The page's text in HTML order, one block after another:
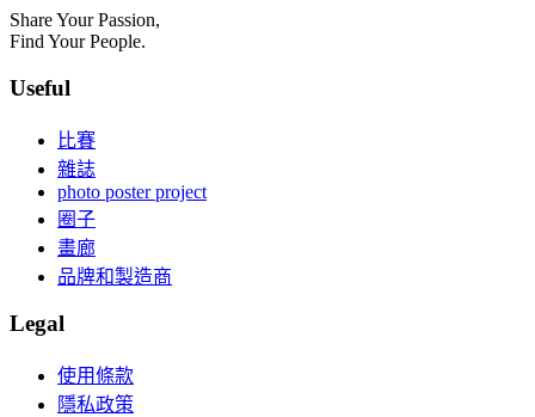
Share Your Passion,
Find Your People.
Useful
比賽
雜誌
photo poster project
圈子
畫廊
品牌和製造商
Legal
使用條款
隱私政策